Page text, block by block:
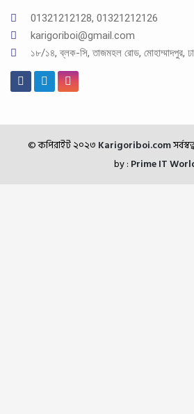
01321212128, 01321212126
karigoriboi@gmail.com
১৮/১৪, ব্লক-সি, তাজমহল রোড, মোহাম্মাদপুর,
© কপিরাইট ২০২৩ Karigoriboi.com
by : Prime IT